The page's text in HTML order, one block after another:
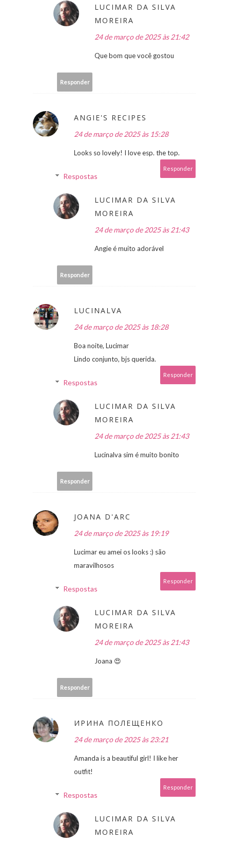
LUCIMAR DA SILVA
MOREIRA
24 de março de 2025 às 21:42
Que bom que você gostou
Responder
ANGIE'S RECIPES
24 de março de 2025 às 15:28
Looks so lovely! I love esp. the top.
Responder
Respostas
LUCIMAR DA SILVA
MOREIRA
24 de março de 2025 às 21:43
Angie é muito adorável
Responder
LUCINALVA
24 de março de 2025 às 18:28
Boa noite, Lucimar
Lindo conjunto, bjs querida.
Responder
Respostas
LUCIMAR DA SILVA
MOREIRA
24 de março de 2025 às 21:43
Lucinalva sim é muito bonito
Responder
JOANA D'ARC
24 de março de 2025 às 19:19
Lucimar eu amei os looks :) são
maravilhosos
Responder
Respostas
LUCIMAR DA SILVA
MOREIRA
24 de março de 2025 às 21:43
Joana 😍
Responder
ИРИНА ПОЛЕЩЕНКО
24 de março de 2025 às 23:21
Amanda is a beautiful girl! I like her
outfit!
Responder
Respostas
LUCIMAR DA SILVA
MOREIRA